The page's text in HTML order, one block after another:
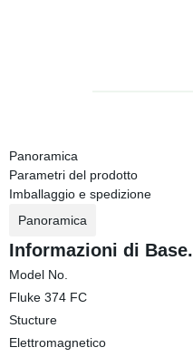
Panoramica
Parametri del prodotto
Imballaggio e spedizione
Panoramica
Informazioni di Base.
Model No.
Fluke 374 FC
Stucture
Elettromagnetico